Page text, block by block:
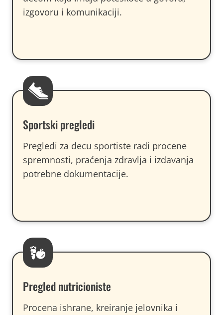
izgovoru i komunikaciji.
Sportski pregledi
Pregledi za decu sportiste radi procene
spremnosti, praćenja zdravlja i izdavanja
potrebne dokumentacije.
Pregled nutricioniste
Procena ishrane, kreiranje jelovnika i